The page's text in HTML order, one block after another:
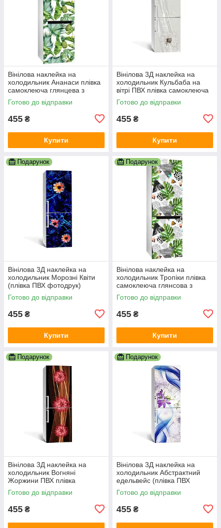
Вінілова наклейка на
холодильник Ананаси плівка
самоклеюча глянцева з
ламінацією 600х1800 мм
Готово до відправки
455 ₴
Купити
Вінілова 3Д наклейка на
холодильник Кульбаба на
вітрі ПВХ плівка самоклеюча
Текстури Сірий 600х1800 мм
Готово до відправки
455 ₴
Купити
Подарунок
Вінілова 3Д наклейка на
холодильник Морозні Квіти
(плівка ПВХ фотодрук)
600х1800 мм Абстракція
Синій
Готово до відправки
455 ₴
Купити
Подарунок
Вінілова наклейка на
холодильник Тропіки плівка
самоклеюча глянсова з
ламінацією 600х1800 мм
Готово до відправки
455 ₴
Купити
Подарунок
Вінілова 3Д наклейка на
холодильник Вогняні
Жоржини ПВХ плівка
самоклеюча квіти Абстракція
Коричневий
Готово до відправки
455 ₴
Подарунок
Вінілова 3Д наклейка на
холодильник Абстрактний
едельвейс (плівка ПВХ
фотодрук) 600х1800 мм
Абстракція Синій
Готово до відправки
455 ₴